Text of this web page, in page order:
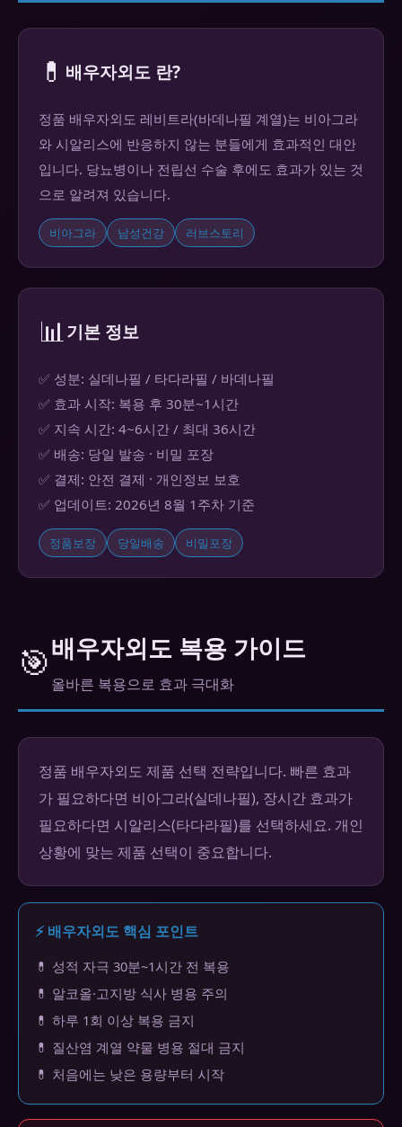
💊 배우자외도 란?
정품 배우자외도 레비트라(바데나필 계열)는 비아그라
와 시알리스에 반응하지 않는 분들에게 효과적인 대안
입니다. 당뇨병이나 전립선 수술 후에도 효과가 있는 것
으로 알려져 있습니다.
비아그라 남성건강 러브스토리
📊기본 정보
✅ 성분: 실데나필 / 타다라필 / 바데나필
✅ 효과 시작: 복용 후 30분~1시간
✅ 지속 시간: 4~6시간 / 최대 36시간
✅ 배송: 당일 발송 · 비밀 포장
✅ 결제: 안전 결제 · 개인정보 보호
✅ 업데이트: 2026년 8월 1주차 기준
정품보장 당일배송 비밀포장
🎯배우자외도 복용 가이드
올바른 복용으로 효과 극대화
정품 배우자외도 제품 선택 전략입니다. 빠른 효과
가 필요하다면 비아그라(실데나필), 장시간 효과가
필요하다면 시알리스(타다라필)를 선택하세요. 개인
상황에 맞는 제품 선택이 중요합니다.
⚡ 배우자외도 핵심 포인트
💊 성적 자극 30분~1시간 전 복용
💊 알코올·고지방 식사 병용 주의
💊 하루 1회 이상 복용 금지
💊 질산염 계열 약물 병용 절대 금지
💊 처음에는 낮은 용량부터 시작